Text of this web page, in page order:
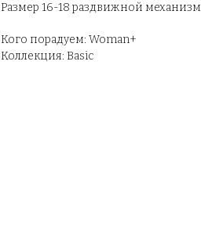
Размер 16-18 раздвижной механизм
Кого порадуем: Woman+
Коллекция: Basic